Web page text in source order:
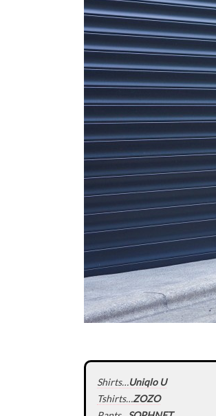
Shirts…Uniqlo U
Tshirts…ZOZO